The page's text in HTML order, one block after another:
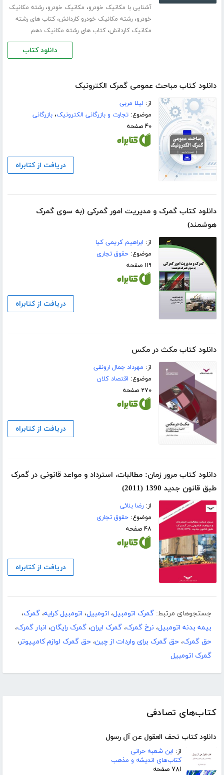
کتاب‌های تصادفی
دانلود کتاب تحف العقول عن آل رسول
از: ابن شعبه حرانی
کتاب‌های اندیشه و مذهب
۷۸۱ صفحه
آشنایی با مکانیک خودرو، مکانیک خودرو،رشته مکانیک
خودرو،رشته مکانیک خودرو کاردانش،کتاب های رشته
مکانیک کاردانش،کتاب های رشته مکانیک دهم
دانلود کتاب
دانلود کتاب مباحث عمومی گمرک الکترونیک
از: لیلا مربی
موضوع:تجارت و بازرگانی الکترونیک،بازرگانی
۴۰ صفحه
دریافت از کتابراه
دانلود کتاب گمرک و مدیریت امور گمرکی (به سوی گمرک
هوشمند)
از: ابراهیم کریمی کیا
موضوع:حقوق تجاری
۱۱۹ صفحه
دریافت از کتابراه
دانلود کتاب مکث در مکس
از: مهرداد جمال ارونقی
موضوع: اقتصاد کلان
۲۷۰ صفحه
دریافت از کتابراه
دانلود کتاب مرور زمان: مطالبات، استرداد و مواعد قانونی در گمرک
طبق قانون جدید 1390 (2011)
از:رضا بنائی
موضوع:حقوق تجاری
۴۸ صفحه
دریافت از کتابراه
جستجوهای مرتبط: گمرک اتومبیل، اتومبیل، اتومبیل کرایه، گمرک،
بیمه بدنه اتومبیل، نرخ گمرک، گمرک ایران، گمرک رایگان، انبار گمرک،
حق گمرک، حق گمرک برای واردات از چین، حق گمرک لوازم کامپیوتر،
گمرک اتومبیل